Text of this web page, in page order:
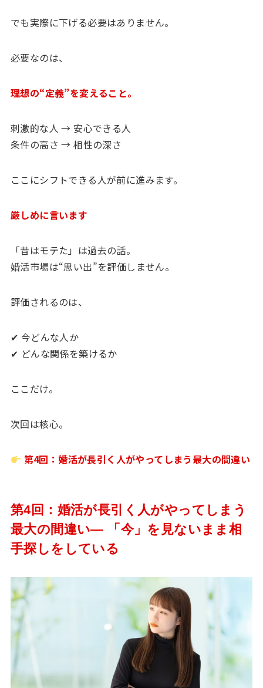
でも実際に下げる必要はありません。
必要なのは、
理想の“定義”を変えること。
刺激的な人 → 安心できる人
条件の高さ → 相性の深さ
ここにシフトできる人が前に進みます。
厳しめに言います
「昔はモテた」は過去の話。
婚活市場は“思い出”を評価しません。
評価されるのは、
✔ 今どんな人か
✔ どんな関係を築けるか
ここだけ。
次回は核心。
第4回：婚活が長引く人がやってしまう最大の間違い
第4回：婚活が長引く人がやってしまう
最大の間違い― 「今」を見ないまま相
手探しをしている